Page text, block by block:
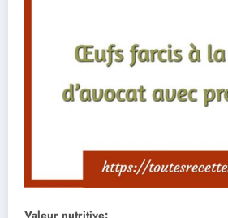
Valeur nutritive: